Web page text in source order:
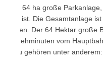
eine 64 ha große
ist. Die Gesamtanlage
Der 64 Hektar große
Gehminuten vom
dazu gehören unter